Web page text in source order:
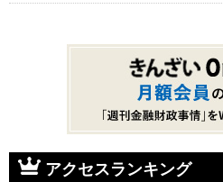
アクセスランキング